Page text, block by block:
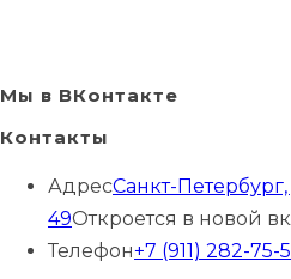
Мы в ВКонтакте
Контакты
АдресСанкт-
49Откроется в новой
Телефон+7 (911) 282-75-